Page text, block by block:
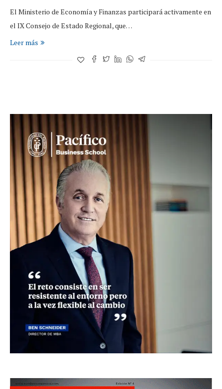
El Ministerio de Economía y Finanzas participará activamente en
el IX Consejo de Estado Regional, que…
Leer más